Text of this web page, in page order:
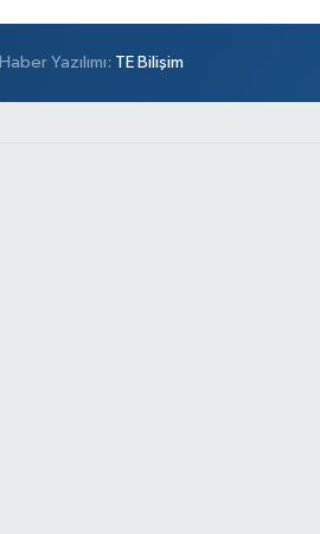
Haber Yazılımı: TE Bilişim